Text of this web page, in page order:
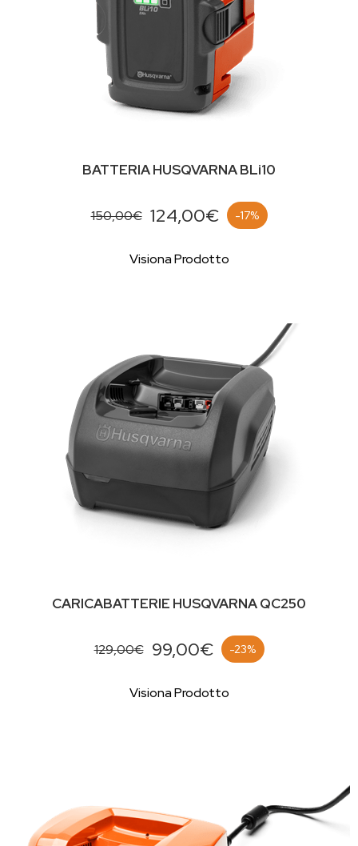
BATTERIA HUSQVARNA BLi10
150,00€ 124,00€ -17%
Visiona Prodotto
CARICABATTERIE HUSQVARNA QC250
129,00€ 99,00€ -23%
Visiona Prodotto